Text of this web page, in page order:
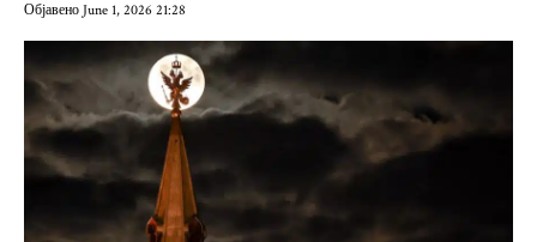
Објавено June 1, 2026 21:28